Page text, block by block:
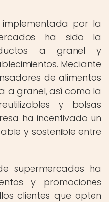
por la
ha sido la
a granel y
Mediante
de alimentos
a granel, así como la
y bolsas
ha incentivado un
y sostenible entre
supermercados ha
y promociones
clientes que opten